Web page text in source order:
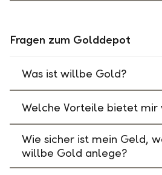
Fragen zum Golddepot
Was ist willbe Gold?
Welche Vorteile bietet
Wie sicher ist mein Geld,
willbe Gold anlege?